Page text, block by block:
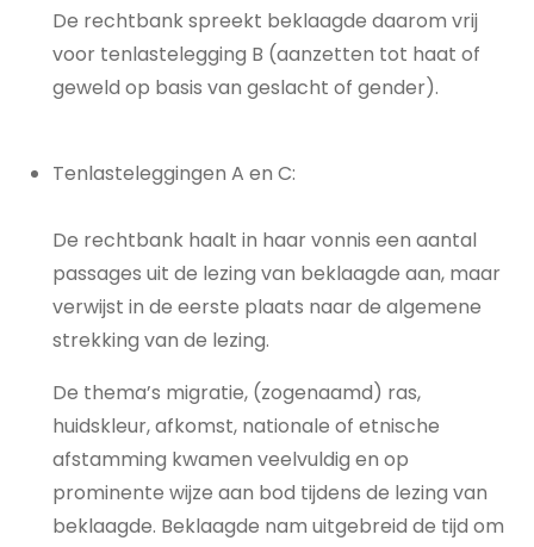
De rechtbank spreekt beklaagde daarom vrij
voor tenlastelegging B (aanzetten tot haat of
geweld op basis van geslacht of gender).
Tenlasteleggingen A en C:
De rechtbank haalt in haar vonnis een aantal
passages uit de lezing van beklaagde aan, maar
verwijst in de eerste plaats naar de algemene
strekking van de lezing.
De thema’s migratie, (zogenaamd) ras,
huidskleur, afkomst, nationale of etnische
afstamming kwamen veelvuldig en op
prominente wijze aan bod tijdens de lezing van
beklaagde. Beklaagde nam uitgebreid de tijd om